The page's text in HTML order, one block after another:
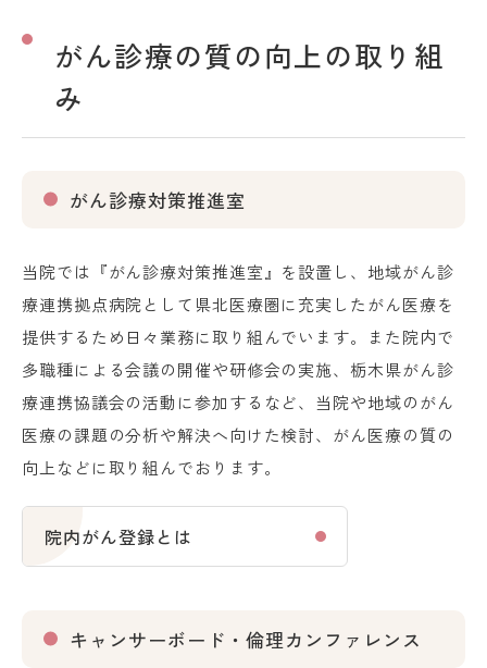
がん診療の質の向上の取り組
み
がん診療対策推進室
当院では『がん診療対策推進室』を設置し、地域がん診
療連携拠点病院として県北医療圏に充実したがん医療を
提供するため日々業務に取り組んでいます。また院内で
多職種による会議の開催や研修会の実施、栃木県がん診
療連携協議会の活動に参加するなど、当院や地域のがん
医療の課題の分析や解決へ向けた検討、がん医療の質の
向上などに取り組んでおります。
院内がん登録とは
キャンサーボード・倫理カンファレンス